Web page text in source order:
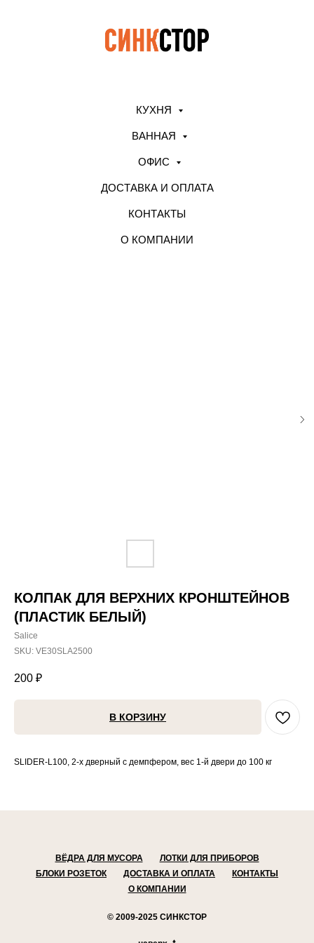
КУХНЯ
ВАННАЯ
ОФИС
ДОСТАВКА И ОПЛАТА
КОНТАКТЫ
О КОМПАНИИ
КОЛПАК ДЛЯ ВЕРХНИХ КРОНШТЕЙНОВ
(ПЛАСТИК БЕЛЫЙ)
Salice
SKU: VE30SLA2500
200 ₽
В КОРЗИНУ
SLIDER-L100, 2-х дверный c демпфером, вес 1-й двери до 100 кг
ВЁДРА ДЛЯ МУСОРА
ЛОТКИ ДЛЯ ПРИБОРОВ
БЛОКИ РОЗЕТОК
ДОСТАВКА И ОПЛАТА
КОНТАКТЫ
О КОМПАНИИ
© 2009-2025 СИНКСТОР